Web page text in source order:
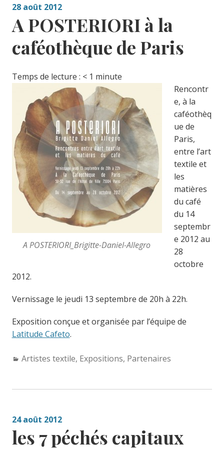
28 août 2012
A POSTERIORI à la
caféothèque de Paris
Temps de lecture : < 1 minute
A POSTERIORI_Brigitte-Daniel-Allegro
Rencontr
e, à la
caféothèq
ue de
Paris,
entre l’art
textile et
les
matières
du café
du 14
septembr
e 2012 au
28
octobre
2012.
Vernissage le jeudi 13 septembre de 20h à 22h.
Exposition conçue et organisée par l’équipe de
Latitude Cafeto.
Categories:
Artistes textile, Expositions, Partenaires
24 août 2012
les 7 péchés capitaux